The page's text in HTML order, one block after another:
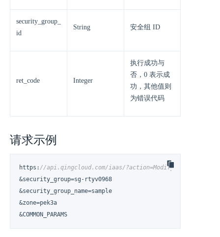
security_group_
id
String 安全组 ID
ret_code Integer
执行成功与
否，0 表示成
功，其他值则
为错误代码
请求示例
https : //api.qingcloud.com/iaas/
&security_group=sg-rtyv0968
&security_group_name=sample
&zone=pek3a
&COMMON_PARAMS